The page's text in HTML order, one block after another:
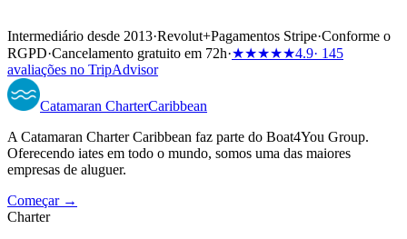
Intermediário desde 2013·Revolut+Pagamentos Stripe·Conforme o
RGPD·Cancelamento gratuito em 72h·★★★★★4.9· 145
avaliações no TripAdvisor
Catamaran CharterCaribbean
A Catamaran Charter Caribbean faz parte do Boat4You Group.
Oferecendo iates em todo o mundo, somos uma das maiores
empresas de aluguer.
Começar →
Charter